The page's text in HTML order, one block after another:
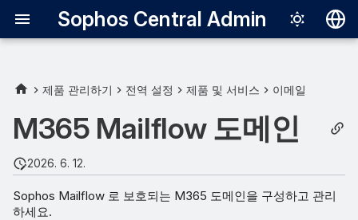
Sophos Central Admin
English
Español
Français
Italiano
日本語
Sophos Gateway 연결 삭제
제품 관리하기 전역 설정 제품 및 서비스 이메일
M365 Mailflow 도메인
2026. 6. 12.
Sophos Mailflow 로 보호되는 M365 도메인을 구성하고 관리
하세요.